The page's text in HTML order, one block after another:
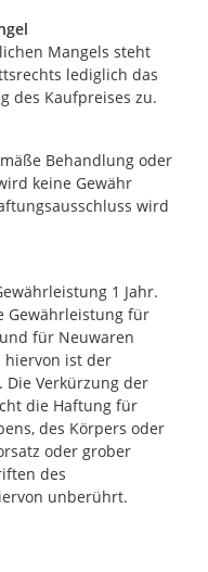
Mangels steht
lediglich das
des Kaufpreises zu.
Behandlung oder
keine Gewähr
wird
1 Jahr.
Gewährleistung für
für Neuwaren
hiervon ist der
Die Verkürzung der
die Haftung für
des Körpers oder
oder grober
des
unberührt.